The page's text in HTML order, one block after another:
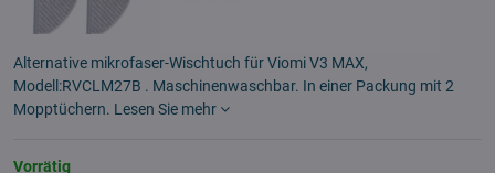
Alternative mikrofaser-Wischtuch für Viomi V3 MAX,
Modell:RVCLM27B . Maschinenwaschbar. In einer Packung mit 2
Mopptüchern. Lesen Sie mehr
Vorrätig